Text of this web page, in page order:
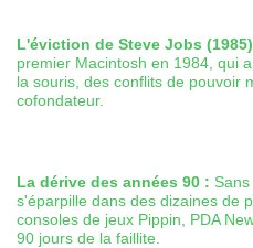
L'éviction de Steve Jobs
premier Macintosh en 1984, qui
la souris, des conflits de pouvoir
cofondateur.
La dérive des années 90 :
s'éparpille dans des dizaines de
consoles de jeux Pippin, PDA
90 jours de la faillite.